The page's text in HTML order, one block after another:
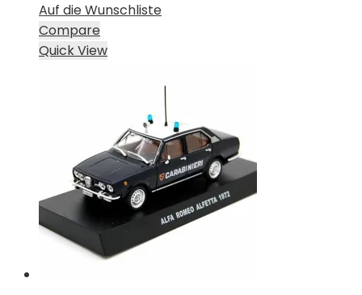
Auf die Wunschliste
Compare
Quick View